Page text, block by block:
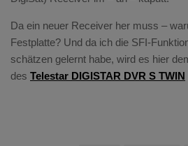
Da ein neuer Receiver her muss –
Festplatte? Und da ich die SFI-
schätzen gelernt habe, wird es hier
des Telestar DIGISTAR DVR S TWIN